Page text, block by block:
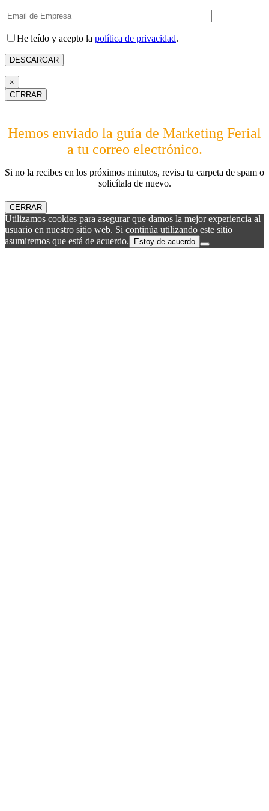
He leído y acepto la política de privacidad.
×
CERRAR
Hemos enviado la guía de Marketing Ferial
a tu correo electrónico.
Si no la recibes en los próximos minutos, revisa tu carpeta de spam o
solicítala de nuevo.
CERRAR
Utilizamos cookies para asegurar que damos la mejor experiencia al
usuario en nuestro sitio web. Si continúa utilizando este sitio
asumiremos que está de acuerdo.
Estoy de acuerdo